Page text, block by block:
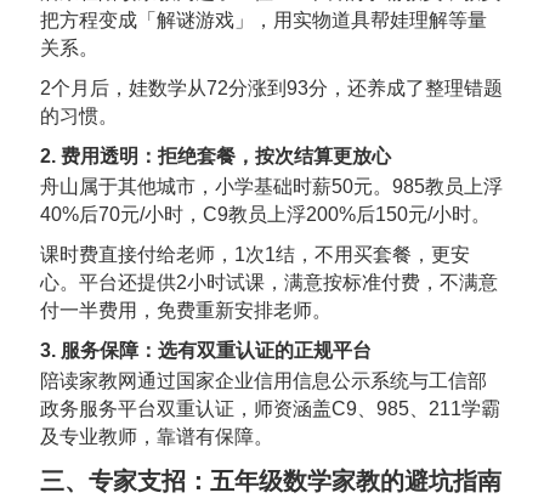
把方程变成「解谜游戏」，用实物道具帮娃理解等量
关系。
2个月后，娃数学从72分涨到93分，还养成了整理错题
的习惯。
2. 费用透明：拒绝套餐，按次结算更放心
舟山属于其他城市，小学基础时薪50元。985教员上浮
40%后70元/小时，C9教员上浮200%后150元/小时。
课时费直接付给老师，1次1结，不用买套餐，更安
心。平台还提供2小时试课，满意按标准付费，不满意
付一半费用，免费重新安排老师。
3. 服务保障：选有双重认证的正规平台
陪读家教网通过国家企业信用信息公示系统与工信部
政务服务平台双重认证，师资涵盖C9、985、211学霸
及专业教师，靠谱有保障。
三、专家支招：五年级数学家教的避坑指南